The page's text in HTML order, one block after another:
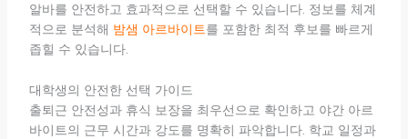
알바를 안전하고 효과적으로 선택할 수 있습니다. 정보를 체계
적으로 분석해 밤샘 아르바이트를 포함한 최적 후보를 빠르게
좁힐 수 있습니다.
대학생의 안전한 선택 가이드
출퇴근 안전성과 휴식 보장을 최우선으로 확인하고 야간 아르
바이트의 근무 시간과 강도를 명확히 파악합니다. 학교 일정과